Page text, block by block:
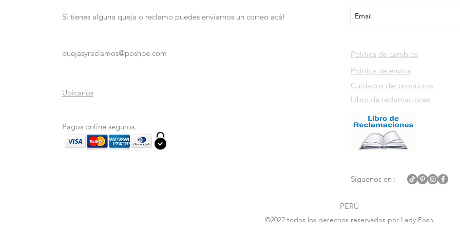
Si tienes alguna queja o reclamo puedes enviarnos un correo acá!
quejasyreclamos@poshpe.com
Política de cambios
Política de envíos
Ubícanos
Pagos online seguros.
Cuidados del productos
Libro de reclamaciones
Síguenos en :
PERÚ
©2022 todos los derechos reservados por Lady Posh.